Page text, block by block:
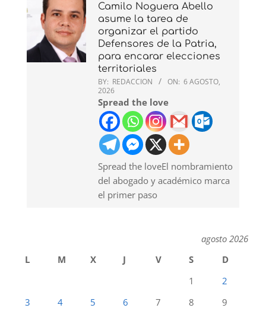
Camilo Noguera Abello
asume la tarea de
organizar el partido
Defensores de la Patria,
para encarar elecciones
territoriales
BY: REDACCION ON: 6 AGOSTO,
2026
Spread the love
Spread the loveEl nombramiento
del abogado y académico marca
el primer paso
agosto 2026
L
M X J V S
D
1
2
3
4 5 6 7 8
9